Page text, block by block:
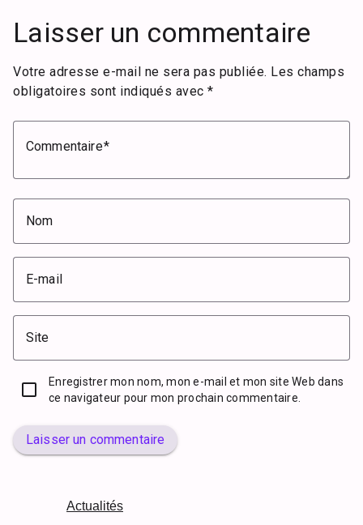
Laisser un commentaire
Votre adresse e-mail ne sera pas publiée. Les champs
obligatoires sont indiqués avec *
Commentaire
Nom
E-mail
Site
Enregistrer mon nom, mon e-mail et mon site Web dans
ce navigateur pour mon prochain commentaire.
Laisser un commentaire
Actualités